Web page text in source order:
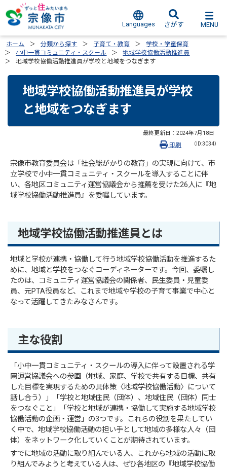
Languages さがす MENU
ホーム 分類から探す 子育て・教育
学校・学童保育
小中一貫コミュニティ・スクール
地域学校協働活動推進員
地域学校協働活動推進員が学校と地域をつなぎます
地域学校協働活動推進員が学校
と地域をつなぎます
最終更新日： 2024年7月18日
（ID:3034）
印刷
宗像市教育委員会は「社会総がかりの教育」の実現に向けて、市
立学校で小中一貫コミュニティ・スクールを導入することに伴
い、各地区コミュニティ運営協議会から推薦を受けた26人に『地
域学校協働活動推進員』を委嘱しています。
地域学校協働活動推進員とは
地域と学校が連携・協働して行う地域学校協働活動を推進するた
めに、地域と学校をつなぐコーディネーターです。今回、委嘱し
たのは、コミュニティ運営協議会の関係者、民生委員・児童委
員、元PTA役員など、これまで地域や学校の子育て事業で中心と
なって活躍してきたみなさんです。
主な役割
「小中一貫コミュニティ・スクールの導入に伴って設置される学
園運営協議会への参画（地域、家庭、学校で共有する目標、共有
した目標を実現するための具体策〈地域学校協働活動〉について
話し合う）」「学校と地域住民（団体）、地域住民（団体）同士
をつなぐこと」「学校と地域が連携・協働して実施する地域学校
協働活動の企画・運営」の3つです。これらの役割を果たしてい
く中で、地域学校協働活動の担い手として地域の多様な人々（団
体）をネットワーク化していくことが期待されています。
すでに地域の活動に取り組んでいる人、これから地域の活動に取
り組んでみようと考えている人は、ぜひ各地区の『地域学校協働